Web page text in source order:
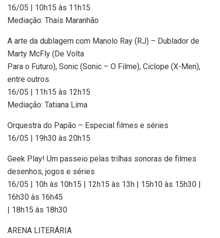
16/05 | 10h15 às 11h15
Mediação: Thaís Maranhão
A arte da dublagem com Manolo Ray (RJ) – Dublador de
Marty McFly (De Volta
Para o Futuro), Sonic (Sonic – O Filme), Ciclope (X-Men),
entre outros.
16/05 | 11h15 às 12h15
Mediação: Tatiana Lima
Orquestra do Papão – Especial filmes e séries
16/05 | 19h30 às 20h15
Geek Play! Um passeio pelas trilhas sonoras de filmes
desenhos, jogos e séries
16/05 | 10h às 10h15 | 12h15 às 13h | 15h10 às 15h30 |
16h30 às 16h45
| 18h15 às 18h30
ARENA LITERÁRIA